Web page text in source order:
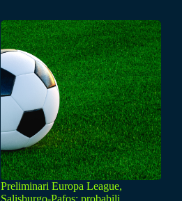
Preliminari Europa League,